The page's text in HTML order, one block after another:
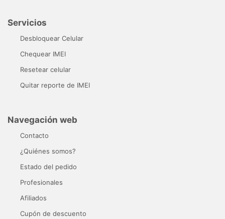
Servicios
Desbloquear Celular
Chequear IMEI
Resetear celular
Quitar reporte de IMEI
Navegación web
Contacto
¿Quiénes somos?
Estado del pedido
Profesionales
Afiliados
Cupón de descuento